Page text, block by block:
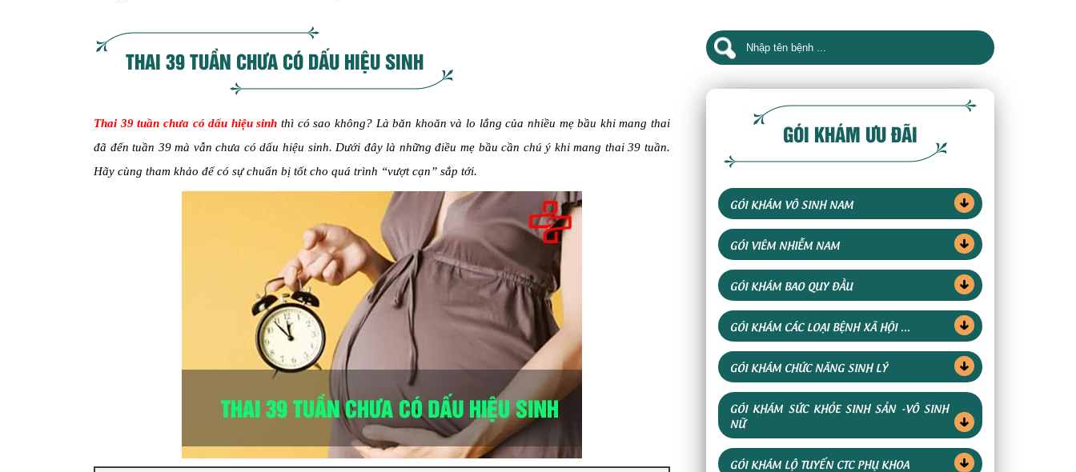
THAI 39 TUẦN CHƯA CÓ DẤU HIỆU SINH
Thai 39 tuần chưa có dấu hiệu sinh thì có sao không? Là băn khoăn và lo lắng của nhiều mẹ bầu khi mang thai
đã đến tuần 39 mà vẫn chưa có dấu hiệu sinh. Dưới đây là những điều mẹ bầu cần chú ý khi mang thai 39 tuần.
Hãy cùng tham khảo để có sự chuẩn bị tốt cho quá trình “vượt cạn” sắp tới.
GÓI KHÁM ƯU ĐÃI
GÓI KHÁM VÔ SINH NAM
GÓI VIÊM NHIỄM NAM
GÓI KHÁM BAO QUY ĐẦU
GÓI KHÁM CÁC LOẠI BỆNH XÃ HỘI ...
GÓI KHÁM CHỨC NĂNG SINH LÝ
GÓI KHÁM SỨC KHỎE SINH SẢN -VÔ SINH
NỮ
GÓI KHÁM LỘ TUYẾN CTC PHỤ KHOA